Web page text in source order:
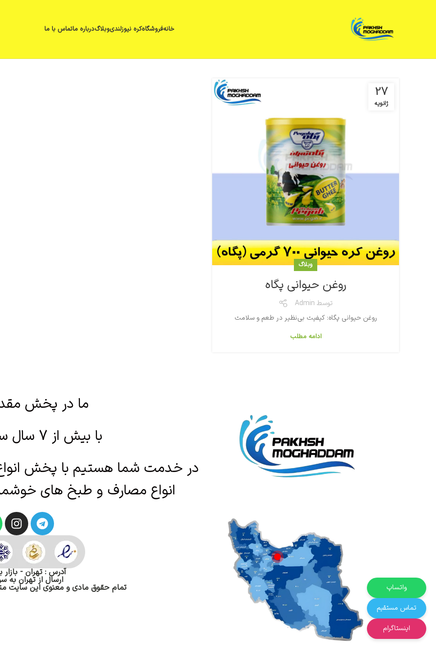
خانهفروشگاهکره نیوزلندیوبلاگدرباره ماتماس با ما
27
ژانویه
وبلاگ
روغن حیوانی پگاه
توسط Admin
روغن حیوانی پگاه: کیفیت بی‌نظیر در طعم و سلامت
ادامه مطلب
ما در پخش
با بیش از 7 سال سابقه
در خدمت شما هستیم با پخش انواع
انواع مصارف و طبخ های
آدرس : تهران - بازار
ارسال از تهران به
تمام حقوق مادی و معنوی این سایت
واتساپ
تماس مستقیم
اینستاگرام